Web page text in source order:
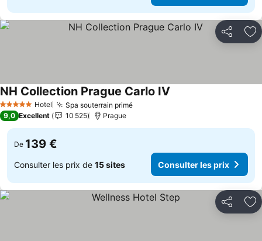
Partager
5 Étoiles Hotel Spa souterrain priméConsulter les prix
NH Collection Prague Carlo IV
9,0 Excellent 10 525 Prague
De 139 €
Consulter les prix de 15 sites Consulter les prix
Partager